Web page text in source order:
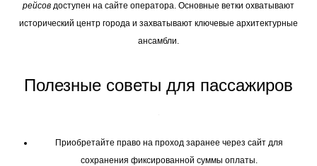
рейсов доступен на сайте оператора. Основные ветки охватывают
исторический центр города и захватывают ключевые архитектурные
ансамбли.
Полезные советы для пассажиров
Приобретайте право на проход заранее через сайт для
сохранения фиксированной суммы оплаты.